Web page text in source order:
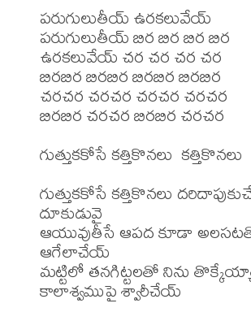
పరుగులుతీయ్ ఉరకలువేయ్
పరుగులుతీయ్ బిర బిర బిర బిర
ఉరకలువేయ్ చర చర చర చర
బిరబిర బిరబిర బిరబిర బిరబిర
చరచర చరచర చరచర చరచర
బిరబిర చరచర బిరబిర చరచర
గుత్తుకకోసే కత్తికొనలు  కత్తికొనలు
గుత్తుకకోసే కత్తికొనలు
దూకుడువై
ఆయువుతీసే ఆపద కూడా
ఆగేలాచేయ్
మట్టిలో తనగిట్టలతో నిను
కాలాశ్వముపై శ్వారీచేయ్